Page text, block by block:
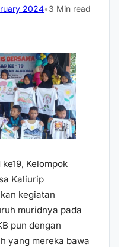
2024•3 Min read
Kelompok
Kaliurip
kegiatan
muridnya pada
pun dengan
yang mereka bawa